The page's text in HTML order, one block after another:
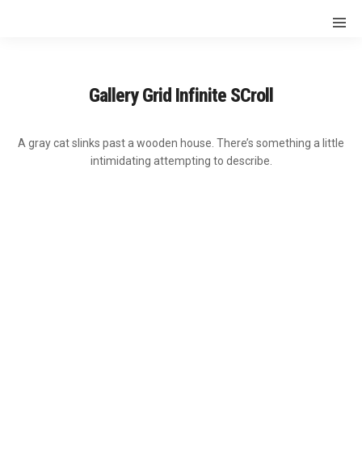
Gallery Grid Infinite SCroll
A gray cat slinks past a wooden house. There’s something a little
intimidating attempting to describe.